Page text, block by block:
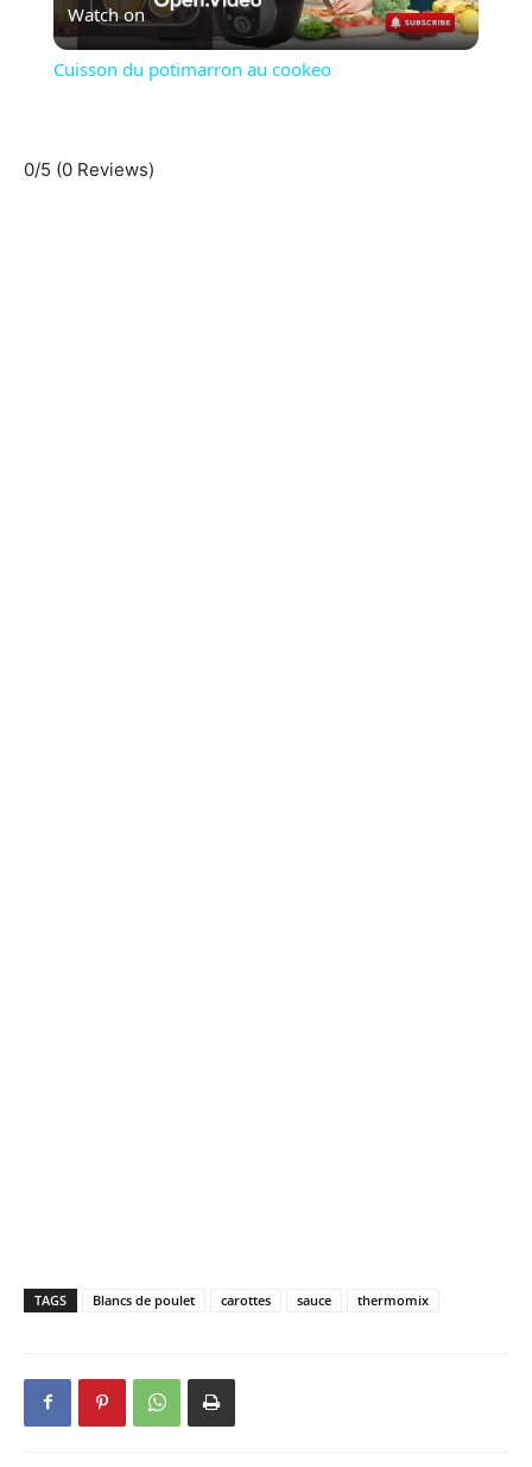
Video
Watch on
Cuisson du potimarron au cookeo
0/5 (0 Reviews)
TAGS Blancs de poulet carottes sauce thermomix